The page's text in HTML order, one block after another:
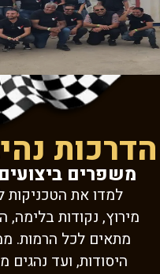
הדרכות
משפרים
למדו את הטכניקות
מירוץ, נקודות
מתאים לכל הרמות.
היסודות, ועד